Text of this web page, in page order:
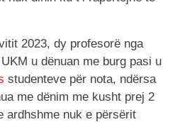
2023, dy profesorë nga
u dënuan me burg pasi u
studenteve për nota, ndërsa
me dënim me kusht prej 2
ardhshme nuk e përsërit